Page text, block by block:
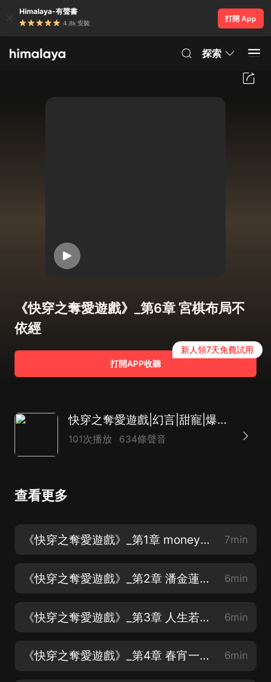
Himalaya-有聲書
4.8k 安裝
打開 App
探索
《快穿之奪愛遊戲》_第6章 宮棋布局不
依經
打開APP收聽
新人領7天免費試用
快穿之奪愛遊戲|幻言|甜寵|爆笑|穿越|爽文|AI多播
101次播放 634條聲音
查看更多
《快穿之奪愛遊戲》_第1章 moneymoneymoney 7min
《快穿之奪愛遊戲》_第2章 潘金蓮砸了西門慶 6min
《快穿之奪愛遊戲》_第3章 人生若只如丫鬟 6min
《快穿之奪愛遊戲》_第4章 春宵一刻值千金 6min